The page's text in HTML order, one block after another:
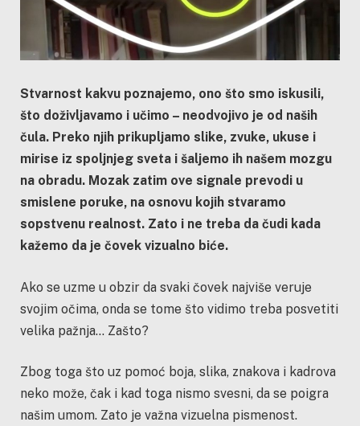
Stvarnost kakvu poznajemo, ono što smo iskusili,
što doživljavamo i učimo – neodvojivo je od naših
čula. Preko njih prikupljamo slike, zvuke, ukuse i
mirise iz spoljnjeg sveta i šaljemo ih našem mozgu
na obradu. Mozak zatim ove signale prevodi u
smislene poruke, na osnovu kojih stvaramo
sopstvenu realnost. Zato i ne treba da čudi kada
kažemo da je čovek vizualno biće.
Ako se uzme u obzir da svaki čovek najviše veruje
svojim očima, onda se tome što vidimo treba posvetiti
velika pažnja… Zašto?
Zbog toga što uz pomoć boja, slika, znakova i kadrova
neko može, čak i kad toga nismo svesni, da se poigra
našim umom. Zato je važna vizuelna pismenost.